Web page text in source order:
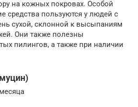
на кожных покровах. Особой
средства пользуются у людей с
сухой, склонной к высыпаниям
Они также полезны
пилингов, а также при наличии